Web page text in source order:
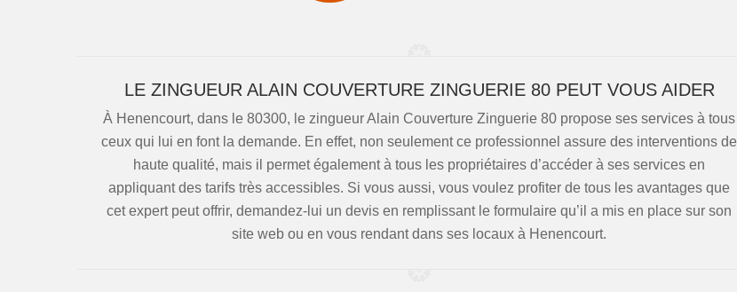
LE ZINGUEUR ALAIN COUVERTURE ZINGUERIE 80 PEUT VOUS AIDER
À Henencourt, dans le 80300, le zingueur Alain Couverture Zinguerie 80 propose ses services à tous
ceux qui lui en font la demande. En effet, non seulement ce professionnel assure des interventions de
haute qualité, mais il permet également à tous les propriétaires d’accéder à ses services en
appliquant des tarifs très accessibles. Si vous aussi, vous voulez profiter de tous les avantages que
cet expert peut offrir, demandez-lui un devis en remplissant le formulaire qu’il a mis en place sur son
site web ou en vous rendant dans ses locaux à Henencourt.